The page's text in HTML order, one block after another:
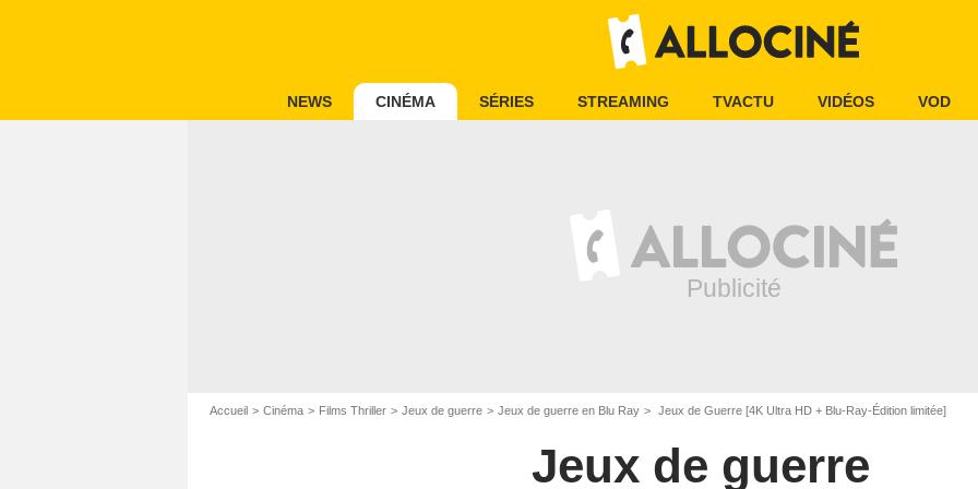
NEWS CINÉMA SÉRIES STREAMING TVACTU VIDÉOS VOD
Accueil Cinéma Films Thriller Jeux de guerre Jeux de guerre en Blu Ray Jeux de Guerre [4K Ultra HD + Blu-Ray-Édition limitée]
Jeux de guerre